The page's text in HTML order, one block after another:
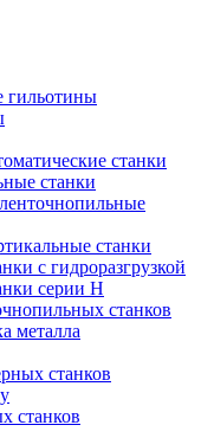
гильотины
станки
станки
станки
с гидроразгрузкой
серии H
станков
металла
станков
станков